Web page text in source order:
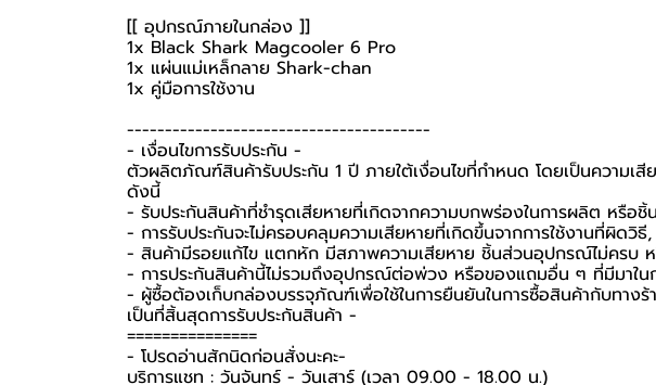
[[ อุปกรณ์ภายในกล่อง ]]
1x Black Shark Magcooler 6 Pro
1x แผ่นแม่เหล็กลาย Shark-chan
1x คู่มือการใช้งาน
----------------------------------------
-️ เงื่อนไขการรับประกัน -️
ตัวผลิตภัณฑ์สินค้ารับประกัน 1 ปี ภายใต้เงื่อนไขที่กำหนด โดยเป็นความเสี
ดังนี้
- รับประกันสินค้าที่ชำรุดเสียหายที่เกิดจากความบกพร่องในการผลิต หรือชิ้
- การรับประกันจะไม่ครอบคลุมความเสียหายที่เกิดขึ้นจากการใช้งานที่ผิด
- สินค้ามีรอยแก้ไข แตกหัก มีสภาพความเสียหาย ชิ้นส่วนอุปกรณ์ไม่ครบ
- การประกันสินค้านี้ไม่รวมถึงอุปกรณ์ต่อพ่วง หรือของแถมอื่น ๆ ที่มีมาใ
-️ ผู้ซื้อต้องเก็บกล่องบรรจุภัณฑ์เพื่อใช้ในการยืนยันในการซื้อสินค้ากับทาง
เป็นที่สิ้นสุดการรับประกันสินค้า -️
===============
-️ โปรดอ่านสักนิดก่อนสั่งนะคะ-️
บริการแชท : วันจันทร์ - วันเสาร์ (เวลา 09.00 - 18.00 น.)